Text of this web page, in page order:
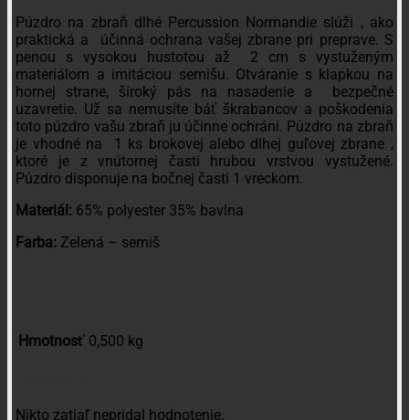
Púzdro na zbraň dlhé Percussion Normandie slúži , ako
praktická a účinná ochrana vašej zbrane pri preprave. S
penou s vysokou hustotou až 2 cm s vystuženým
materiálom a imitáciou semišu. Otváranie s klapkou na
hornej strane, široký pás na nasadenie a bezpečné
uzavretie. Už sa nemusíte báť škrabancov a poškodenia
toto púzdro vašu zbraň ju účinne ochráni. Púzdro na zbraň
je vhodné na 1 ks brokovej alebo dlhej guľovej zbrane ,
ktoré je z vnútornej časti hrubou vrstvou vystužené.
Púzdro disponuje na bočnej časti 1 vreckom.
Materiál: 65% polyester 35% bavlna
Farba: Zelená – semiš
Hmotnosť 0,500 kg
Nikto zatiaľ nepridal hodnotenie.